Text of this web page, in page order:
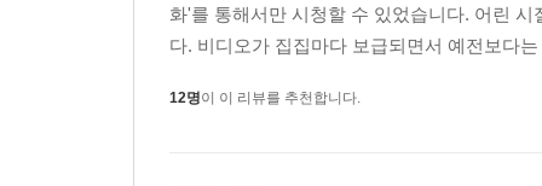
작품들을 부끄러워했다. 그러다가 시든 소설이
듣게 마련이라는 것을 깨달은 것이 마흔 살 무렵,
화'를 통해서만 시청할 수 있었습니다. 어린
다. 비디오가 집집마다 보급되면서 예전보다
12명이 이 리뷰를 추천합니다.